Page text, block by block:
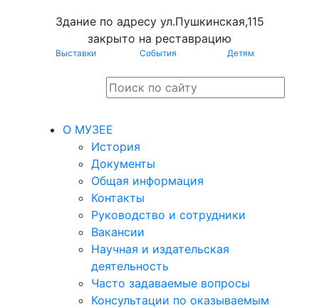
Здание по адресу ул.Пушкинская,115
закрыто на реставрацию
Выставки События Детям
О МУЗЕЕ
История
Документы
Общая информация
Контакты
Руководство и сотрудники
Вакансии
Научная и издательская
деятельность
Часто задаваемые вопросы
Консультации по оказываемым